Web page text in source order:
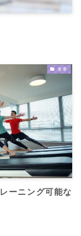
食事
ーニング可能な